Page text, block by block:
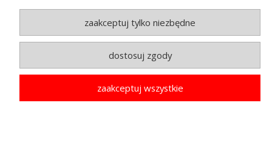
O NAS
© MAXSOTE 2026.Wszystkie prawa zastrzeżone.
pokaż pełną wersję strony
zaakceptuj tylko niezbędne
dostosuj zgody
zaakceptuj wszystkie